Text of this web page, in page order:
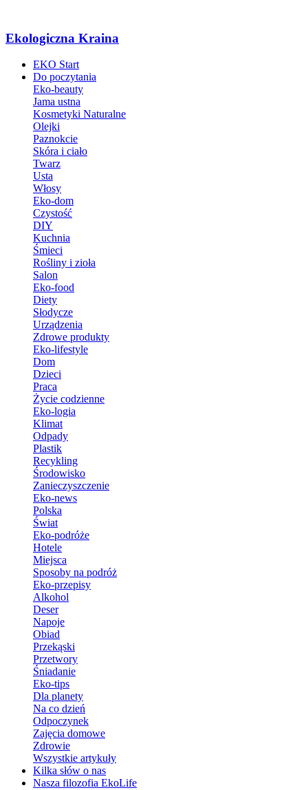
Ekologiczna Kraina
EKO Start
Do poczytania
Eko-beauty
Jama ustna
Kosmetyki Naturalne
Olejki
Paznokcie
Skóra i ciało
Twarz
Usta
Włosy
Eko-dom
Czystość
DIY
Kuchnia
Śmieci
Rośliny i zioła
Salon
Eko-food
Diety
Słodycze
Urządzenia
Zdrowe produkty
Eko-lifestyle
Dom
Dzieci
Praca
Życie codzienne
Eko-logia
Klimat
Odpady
Plastik
Recykling
Środowisko
Zanieczyszczenie
Eko-news
Polska
Świat
Eko-podróże
Hotele
Miejsca
Sposoby na podróż
Eko-przepisy
Alkohol
Deser
Napoje
Obiad
Przekąski
Przetwory
Śniadanie
Eko-tips
Dla planety
Na co dzień
Odpoczynek
Zajęcia domowe
Zdrowie
Wszystkie artykuły
Kilka słów o nas
Nasza filozofia EkoLife